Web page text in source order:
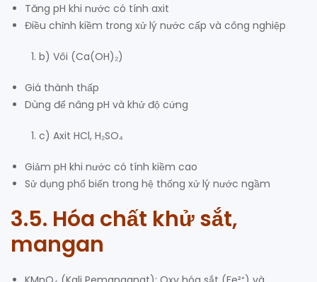
Tăng pH khi nước có tính axit
Điều chỉnh kiềm trong xử lý nước cấp và công nghiệp
b) Vôi (Ca(OH)₂)
Giá thành thấp
Dùng để nâng pH và khử độ cứng
c) Axit HCl, H₂SO₄
Giảm pH khi nước có tính kiềm cao
Sử dụng phổ biến trong hệ thống xử lý nước ngầm
3.5. Hóa chất khử sắt,
mangan